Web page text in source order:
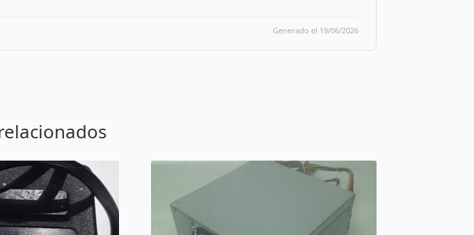
Generado el 19/06/2026